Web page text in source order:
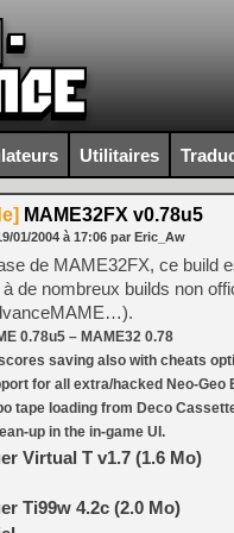
Utilitaires
MAME32FX v0.78u5
01/2004 à 17:06 par Eric_Aw
de MAME32FX, ce build
de nombreux builds non
0.78u5 – MAME32 0.78
saving also with cheats
for all extra/hacked Neo-Geo
tape loading from Deco
up in the in-game UI.
Virtual T v1.7 (1.6 Mo)
Ti99w 4.2c (2.0 Mo)